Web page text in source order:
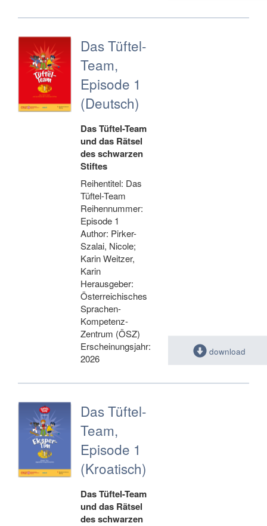
Das Tüftel-
Team,
Episode 1
(Deutsch)
Das Tüftel-Team
und das Rätsel
des schwarzen
Stiftes
Reihentitel: Das
Tüftel-Team
Reihennummer:
Episode 1
Author: Pirker-
Szalai, Nicole;
Karin Weitzer,
Karin
Herausgeber:
Österreichisches
Sprachen-
Kompetenz-
Zentrum (ÖSZ)
Erscheinungsjahr:
2026
download
Das Tüftel-
Team,
Episode 1
(Kroatisch)
Das Tüftel-Team
und das Rätsel
des schwarzen